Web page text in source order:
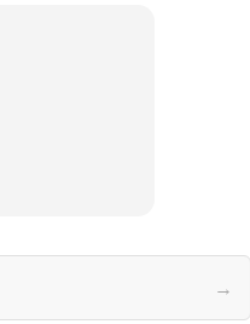
→